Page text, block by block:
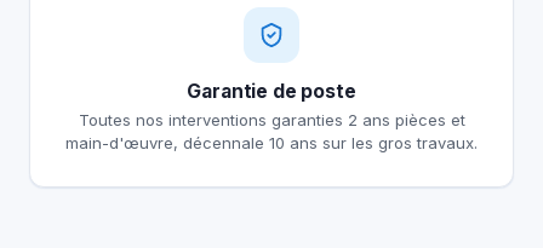
Garantie de poste
Toutes nos interventions garanties 2 ans pièces et
main-d'œuvre, décennale 10 ans sur les gros travaux.